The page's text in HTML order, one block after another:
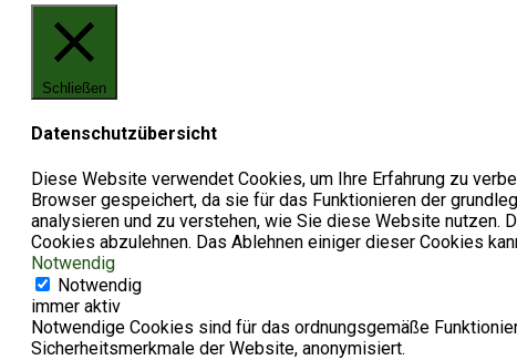
Schließen
Datenschutzübersicht
Diese Website verwendet Cookies, um Ihre Erfahrung zu
Browser gespeichert, da sie für das Funktionieren der
analysieren und zu verstehen, wie Sie diese Website nutzen.
Cookies abzulehnen. Das Ablehnen einiger dieser Cookies
Notwendig
Notwendig
immer aktiv
Notwendige Cookies sind für das ordnungsgemäße
Sicherheitsmerkmale der Website, anonymisiert.